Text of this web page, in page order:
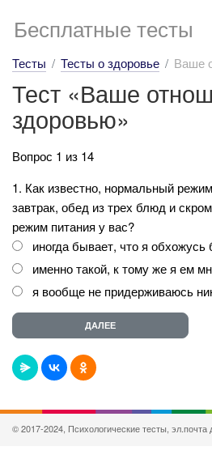
Бесплатные тесты
Тесты Тесты о здоровье Ваше
Тест «Ваше
здоровью»
Вопрос 1 из 14
1. Как известно, нормальный
завтрак, обед из трех блюд и
режим питания у вас?
иногда бывает, что я обхожусь
именно такой, к тому же я ем
я вообще не придерживаюсь
© 2017-2024, Психологические тесты, эл.почта